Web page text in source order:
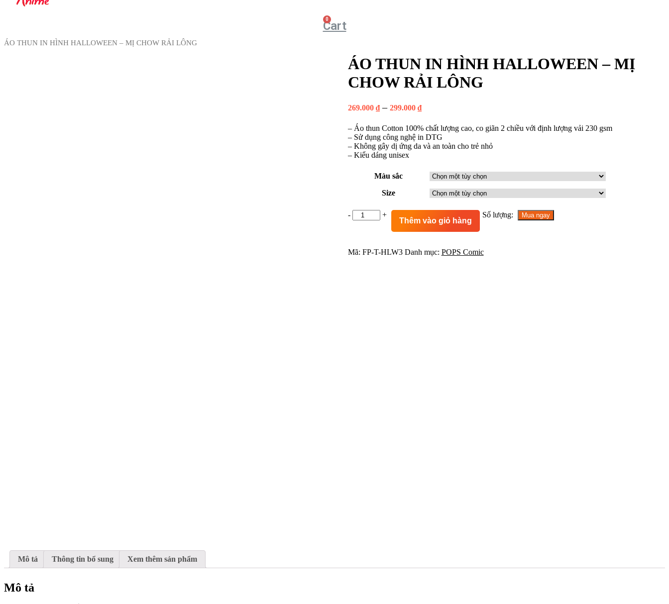
Cart
ÁO THUN IN HÌNH HALLOWEEN – MỊ CHOW RẢI LÔNG
ÁO THUN IN HÌNH HALLOWEEN – MỊ
CHOW RẢI LÔNG
269.000 ₫– 299.000 ₫
– Áo thun Cotton 100% chất lượng cao, co giãn 2 chiều với định lượng vải 230 gsm
– Sử dụng công nghệ in DTG
– Không gây dị ứng da và an toàn cho trẻ nhỏ
– Kiểu dáng unisex
Màu sắc
Size
Số lượng:
ÁO
THUN
HALLOWEEN
- +
Thêm vào giỏ hàng
Mua ngay
Mã: FP-T-HLW3 Danh mục: POPS Comic
Mô tả Thông tin bổ sung Xem thêm sản phẩm
Mô tả